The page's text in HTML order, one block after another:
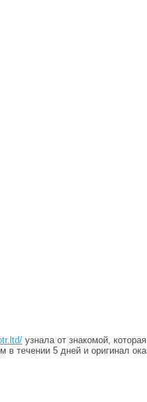
узнала от знакомой,
течении 5 дней и оригинал